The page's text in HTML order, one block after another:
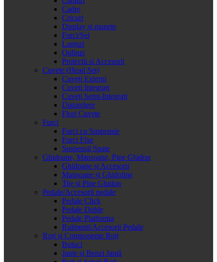
Cadre
Cricuri
Display și manete
Furci/Șei
Lanțuri
Oglinzi
Protectii si Accesorii
Cuvete (Head Set)
Cuveți Externi
Cuveți Integrați
Cuveți Semi-Integrați
Distanțiere
Flori Cuvete
Furci
Furci cu Suspensie
Furci Fixe
Suspensii Spate
Ghidoane, Mansoane, Pipe Ghidon
Ghidoane și Accesorii
Mansoane și Ghidoline
Tije și Pipe Ghidon
Pedale/Accesorii pedale
Pedale Click
Pedale Duble
Pedale Platforma
Rulmenti/Accesorii Pedale
Roți și Componente Roți
Butuci
Jante și Benzi Jantă